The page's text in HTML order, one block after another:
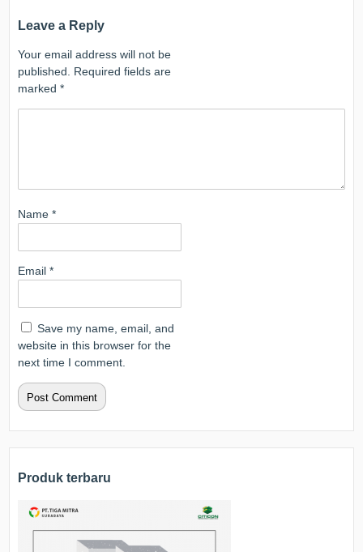
Leave a Reply
Your email address will not be
published.
Required fields are
marked*
Name*
Email*
Save my name, email, and
website in this browser for the
next time I comment.
Produk terbaru